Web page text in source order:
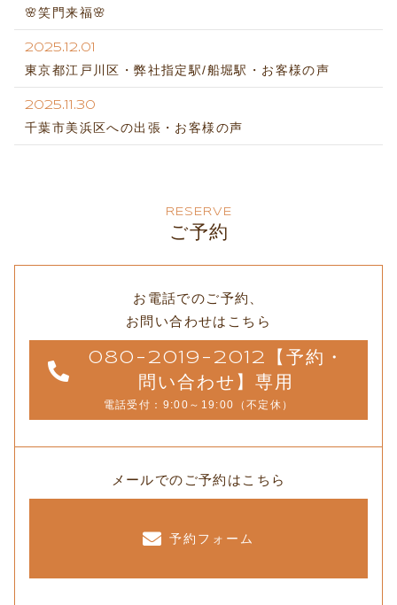
🌸笑門来福🌸
2025.12.01
東京都江戸川区・弊社指定駅/船堀駅・お客様の声
2025.11.30
千葉市美浜区への出張・お客様の声
RESERVE
ご予約
お電話でのご予約、
お問い合わせはこちら
080-2019-2012【予約・
問い合わせ】専用
電話受付：9:00～19:00（不定休）
メールでのご予約はこちら
予約フォーム